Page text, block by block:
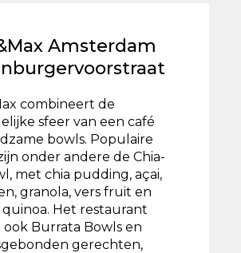
Amsterdam
combineert de
sfeer van een café
bowls. Populaire
onder andere de Chia-
met chia pudding, açai,
granola, vers fruit en
Het restaurant
ook Burrata Bowls en
gerechten,